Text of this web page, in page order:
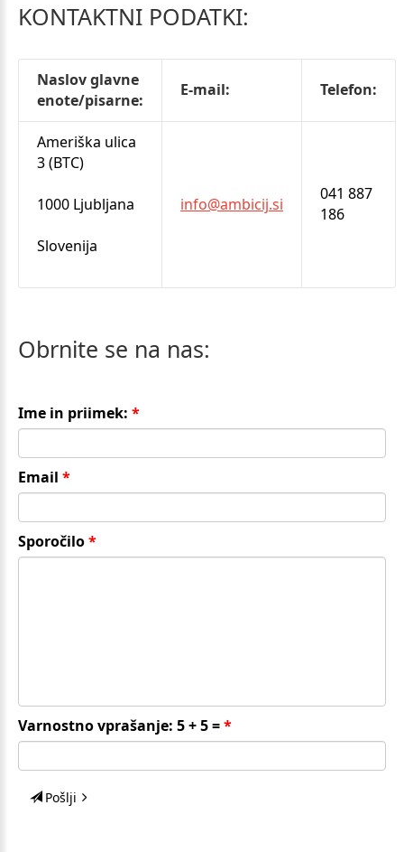
KONTAKTNI PODATKI:
Naslov glavne
enote/pisarne:
E-mail: Telefon:
Ameriška ulica
3 (BTC)
1000 Ljubljana
Slovenija
info@ambicij.si
041 887
186
Obrnite se na nas:
Ime in priimek:
Email
Sporočilo
Varnostno vprašanje: 5 + 5 =
Pošlji